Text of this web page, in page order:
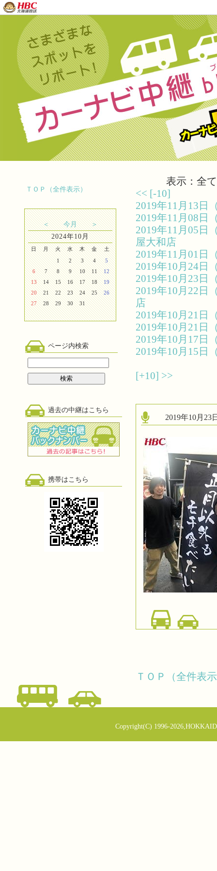
ＴＯＰ（全件表示）
＜ 今月
＞
2024年10月
日 月 火 水 木 金
土
1
2 3 4
5
6
7 8 9 10 11
12
13
14 15 16 17 18
19
20
21 22 23 24 25
26
27
28 29 30 31
ページ内検索
過去の中継はこちら
携帯はこちら
表示：全て
<< [-10]
2019年11月13
2019年11月08
2019年11月05
屋大和店
2019年11月01
2019年10月24
2019年10月23
2019年10月22
店
2019年10月21
2019年10月21
2019年10月17
2019年10月15
[+10] >>
2019年10月
ＴＯＰ（全件表
Copyright(C) 1996-